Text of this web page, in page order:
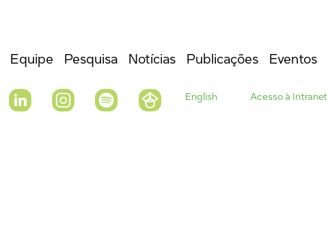
Equipe Pesquisa Notícias Publicações Eventos
English Acesso à Intranet